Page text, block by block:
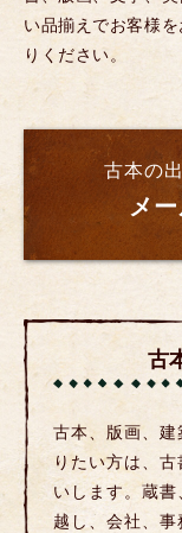
い品揃えでお客様
りください。
古本の
メ
古
古本、版画、建
りたい方は、
いします。蔵
越し、会社、